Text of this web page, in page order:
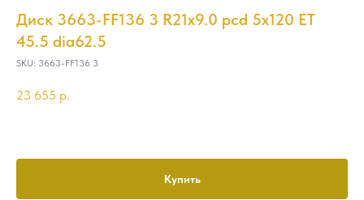
Диск 3663-FF136 3 R21x9.0 pcd 5x120 ET
45.5 dia62.5
SKU: 3663-FF136 3
23 655 р.
Купить